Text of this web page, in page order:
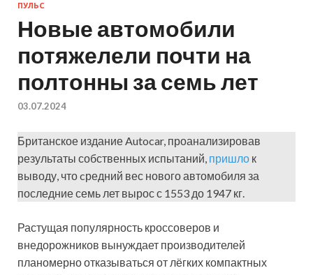
ПУЛЬС
Новые автомобили
потяжелели почти на
полтонны за семь лет
03.07.2024
Британское издание Autocar, проанализировав
результаты собственных испытаний, пришло к
выводу, что cредний вес нового автомобиля за
последние семь лет вырос с 1553 до 1947 кг.
Растущая популярность кроссоверов и
внедорожников вынуждает производителей
планомерно отказываться от лёгких компактных